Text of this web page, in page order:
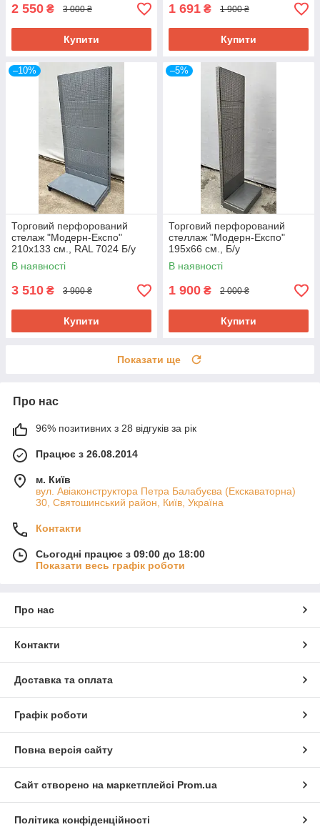
2 550 ₴ 3 000 ₴
Купити
1 691 ₴ 1 900 ₴
Купити
–10%
Торговий перфорований
стелаж "Модерн-Експо"
210х133 см., RAL 7024 Б/у
В наявності
3 510 ₴ 3 900 ₴
Купити
–5%
Торговий перфорований
стеллаж "Модерн-Експо"
195х66 см., Б/у
В наявності
1 900 ₴ 2 000 ₴
Купити
Показати ще
Про нас
96% позитивних з 28 відгуків за рік
Працює з 26.08.2014
м. Київ
вул. Авіаконструктора Петра Балабуєва (Екскаваторна)
30, Святошинський район, Київ, Україна
Контакти
Сьогодні працює з 09:00 до 18:00
Показати весь графік роботи
Про нас
Контакти
Доставка та оплата
Графік роботи
Повна версія сайту
Сайт створено на маркетплейсі Prom.ua
Політика конфіденційності